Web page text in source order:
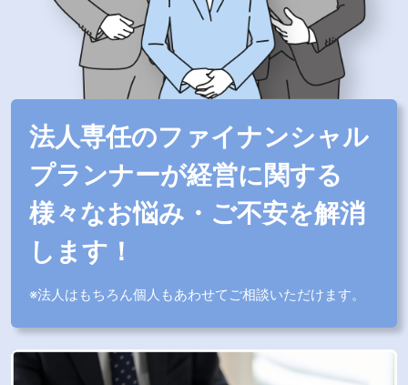
法人専任のファイナンシャル
プランナーが経営に関する
様々なお悩み・ご不安を解消
します！
※法人はもちろん個人もあわせてご相談いただけます。